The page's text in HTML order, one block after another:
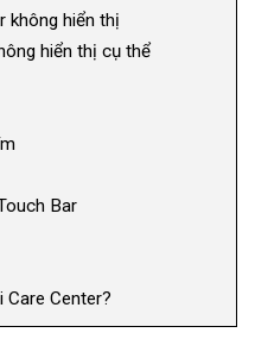
không hiển thị
hiển thị cụ thể
Bar
Center?